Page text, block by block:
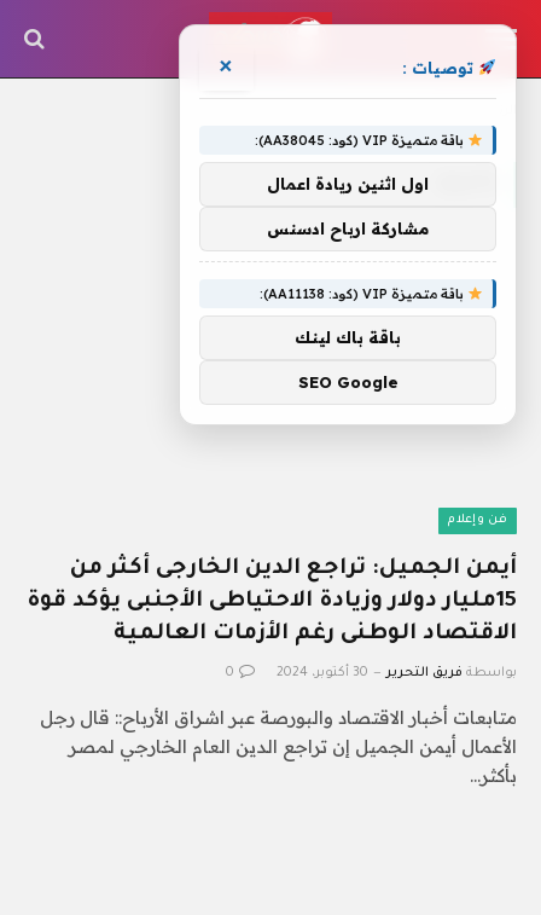
فن وإعلام
أيمن الجميل: تراجع الدين الخارجى أكثر من
15مليار دولار وزيادة الاحتياطى الأجنبى يؤكد قوة
الاقتصاد الوطنى رغم الأزمات العالمية
بواسطة فريق التحرير 30 أكتوبر، 2024 0
متابعات أخبار الاقتصاد والبورصة عبر اشراق الأرباح:: قال رجل
الأعمال أيمن الجميل إن تراجع الدين العام الخارجي لمصر
بأكثر…
توصيات : ×
باقة متميزة VIP (كود: AA38045):
اول اثنين ريادة اعمال
مشاركة ارباح ادسنس
باقة متميزة VIP (كود: AA11138):
باقة باك لينك
SEO Google